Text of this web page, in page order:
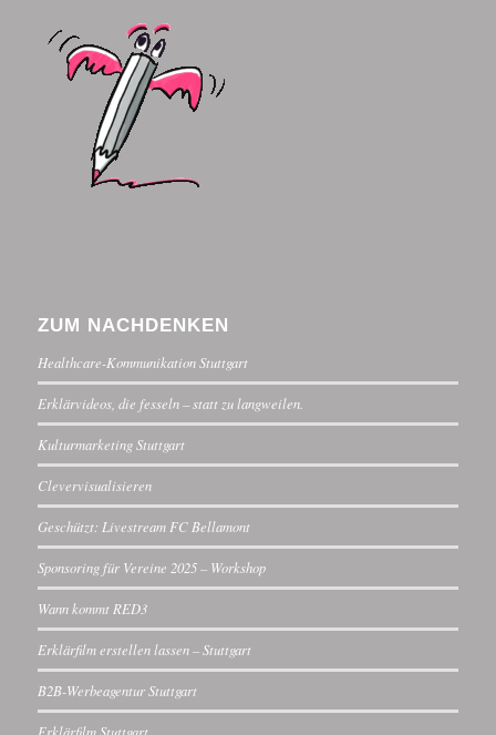
ZUM NACHDENKEN
Healthcare-Kommunikation Stuttgart
Erklärvideos, die fesseln – statt zu langweilen.
Kulturmarketing Stuttgart
Clevervisualisieren
Geschützt: Livestream FC Bellamont
Sponsoring für Vereine 2025 – Workshop
Wann kommt RED3
Erklärfilm erstellen lassen – Stuttgart
B2B-Werbeagentur Stuttgart
Erklärfilm Stuttgart